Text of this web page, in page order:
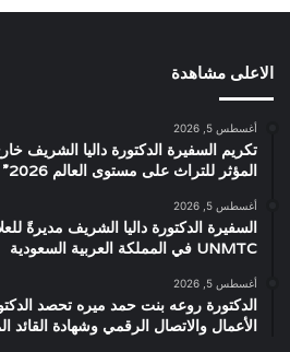
الاعلى مشاهدة
أغسطس 5, 2026
تكريم السفيرة الدكتورة داليا الشريف
المؤثر للتراث على مستوى العالم 2026”
أغسطس 5, 2026
السفيرة الدكتورة داليا الشريف مديرةً
UNMTC في المملكة العربية السعودية
أغسطس 5, 2026
الدكتورة روعه بنت حمد ميره تحصد
الأعمال والاتصال الرقمي وشهادة القائد